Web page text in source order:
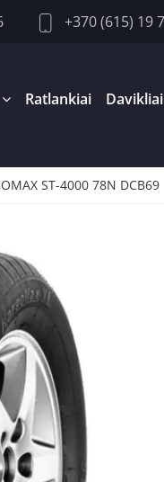
+370 (615) 19
Ratlankiai Davikliai
ST-4000 78N DCB69